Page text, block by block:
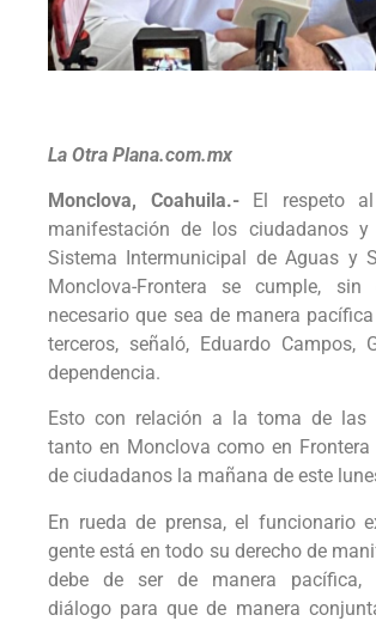
La Otra Plana.com.mx
Monclova, Coahuila.-El respeto al
manifestación de los ciudadanos y
Sistema Intermunicipal de Aguas y
Monclova-Frontera se cumple, sin
necesario que sea de manera
terceros, señaló, Eduardo Campos,
dependencia.
Esto con relación a la toma de las
tanto en Monclova como en
de ciudadanos la mañana de este
En rueda de prensa, el funcionario
gente está en todo su derecho de
debe de ser de manera pacífica,
diálogo para que de manera